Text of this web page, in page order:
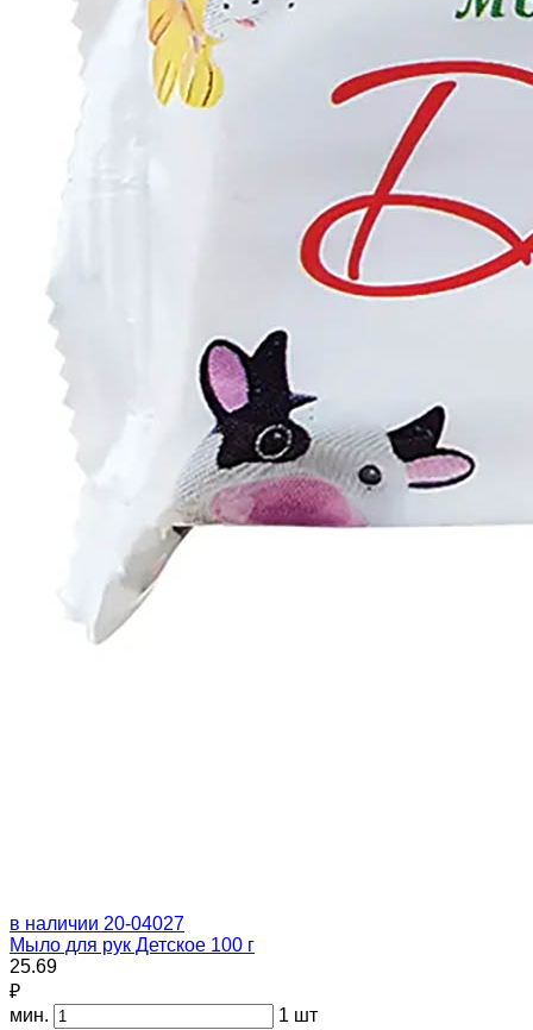
в наличии 20-04027
Мыло для рук Детское 100 г
25.69
₽
мин.
1 шт